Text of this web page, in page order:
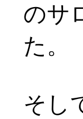
のサ
た。
そし